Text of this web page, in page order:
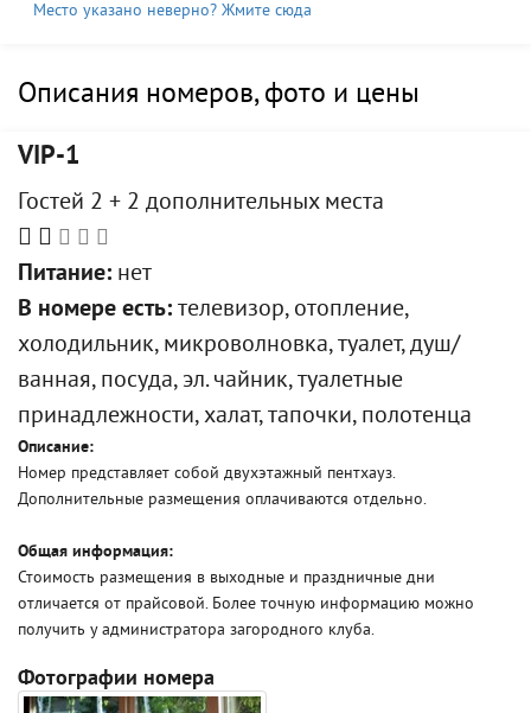
Место указано неверно? Жмите сюда
Описания номеров, фото и цены
VIP-1
Гостей 2 + 2 дополнительных места
Питание: нет
В номере есть: телевизор, отопление,
холодильник, микроволновка, туалет, душ/
ванная, посуда, эл. чайник, туалетные
принадлежности, халат, тапочки, полотенца
Описание:
Номер представляет собой двухэтажный пентхауз.
Дополнительные размещения оплачиваются отдельно.
Общая информация:
Стоимость размещения в выходные и праздничные дни
отличается от прайсовой. Более точную информацию можно
получить у администратора загородного клуба.
Фотографии номера